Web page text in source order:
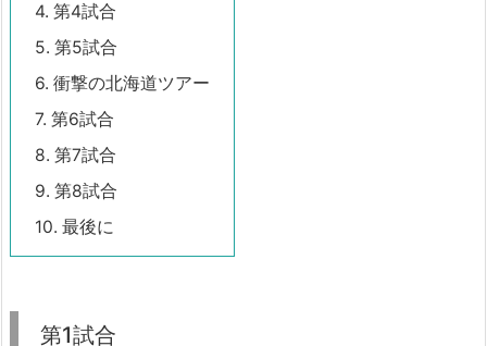
4. 第4試合
5. 第5試合
6. 衝撃の北海道ツアー
7. 第6試合
8. 第7試合
9. 第8試合
10. 最後に
第1試合